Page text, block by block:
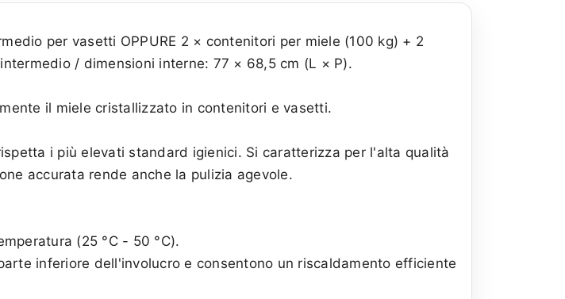
per vasetti OPPURE 2 × contenitori per miele (100 kg) + 2
/ dimensioni interne: 77 × 68,5 cm (L × P).
il miele cristallizzato in contenitori e vasetti.
i più elevati standard igienici. Si caratterizza per l'alta qualità
accurata rende anche la pulizia agevole.
(25 °C - 50 °C).
inferiore dell'involucro e consentono un riscaldamento efficiente